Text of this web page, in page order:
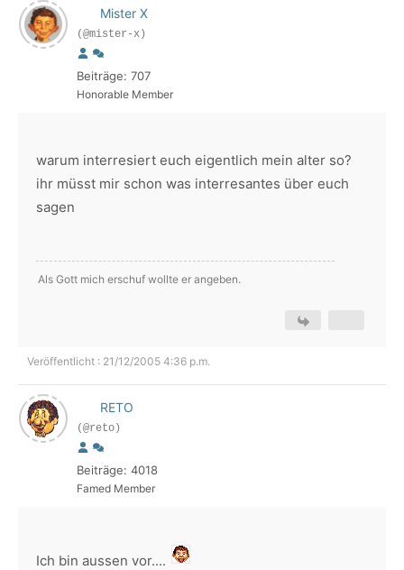
Mister X
(@mister-x)
Beiträge: 707
Honorable Member
warum interresiert euch eigentlich mein alter so?
ihr müsst mir schon was interresantes über euch
sagen
Als Gott mich erschuf wollte er angeben.
Veröffentlicht : 21/12/2005 4:36 p.m.
RETO
(@reto)
Beiträge: 4018
Famed Member
Ich bin aussen vor....